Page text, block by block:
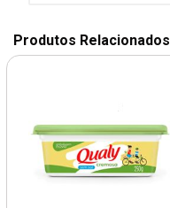
Produtos Relacionados